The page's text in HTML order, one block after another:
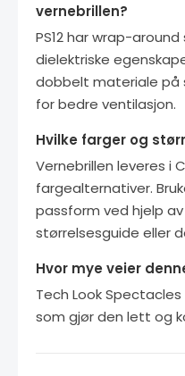
vernebrillen?
PS12 har wrap-
dielektriske
dobbelt materiale på
for bedre ventilasjon.
Hvilke farger og
Vernebrillen leveres i
fargealternativer.
passform ved hjelp
størrelsesguide eller
Hvor mye veier
Tech Look Spectacles
som gjør den lett og